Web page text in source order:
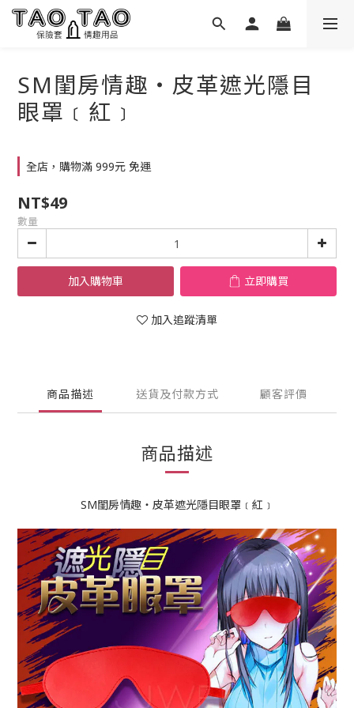
SM閨房情趣‧皮革遮光隱目
眼罩﹝紅﹞
全店，購物滿 999元 免運
NT$49
數量
加入購物車 立即購買
加入追蹤清單
商品描述 送貨及付款方式 顧客評價
商品描述
SM閨房情趣‧皮革遮光隱目眼罩﹝紅﹞